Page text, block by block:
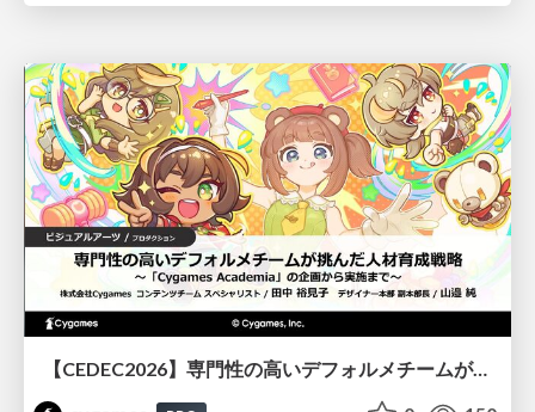
【CEDEC2026】専門性の高いデフォルメチームが挑んだ人材育成戦略 〜Cygames Academiaの企画から実施まで〜